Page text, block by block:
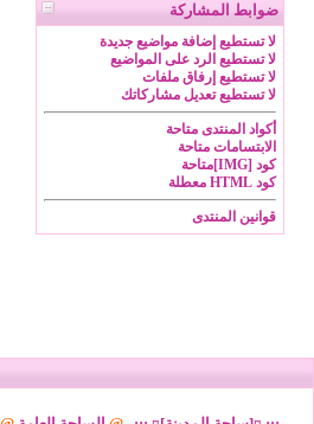
ضوابط المشاركة
لا تستطيع إضافة مواضيع جديدة
لا تستطيع الرد على المواضيع
لا تستطيع إرفاق ملفات
لا تستطيعتعديل مشاركاتك
أكواد المنتدى متاحة
الابتسامات متاحة
كود [IMG]
متاحة
كود HTML
معطلة
قوانين المنتدى